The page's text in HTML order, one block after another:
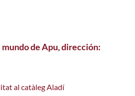
mundo de Apu, dirección:
al catàleg Aladí